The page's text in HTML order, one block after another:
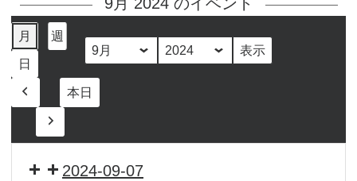
月 週
日 月
年
本日
2024-09-07